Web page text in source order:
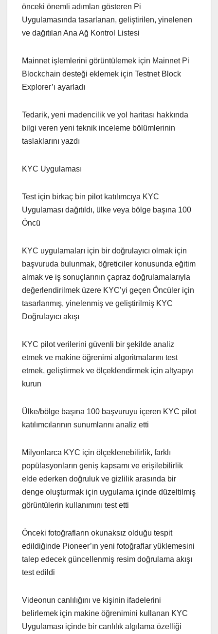
önceki önemli adımları gösteren Pi
Uygulamasında tasarlanan, geliştirilen, yinelenen
ve dağıtılan Ana Ağ Kontrol Listesi
Mainnet işlemlerini görüntülemek için Mainnet Pi
Blockchain desteği eklemek için Testnet Block
Explorer’ı ayarladı
Tedarik, yeni madencilik ve yol haritası hakkında
bilgi veren yeni teknik inceleme bölümlerinin
taslaklarını yazdı
KYC Uygulaması
Test için birkaç bin pilot katılımcıya KYC
Uygulaması dağıtıldı, ülke veya bölge başına 100
Öncü
KYC uygulamaları için bir doğrulayıcı olmak için
başvuruda bulunmak, öğreticiler konusunda eğitim
almak ve iş sonuçlarının çapraz doğrulamalarıyla
değerlendirilmek üzere KYC’yi geçen Öncüler için
tasarlanmış, yinelenmiş ve geliştirilmiş KYC
Doğrulayıcı akışı
KYC pilot verilerini güvenli bir şekilde analiz
etmek ve makine öğrenimi algoritmalarını test
etmek, geliştirmek ve ölçeklendirmek için altyapıyı
kurun
Ülke/bölge başına 100 başvuruyu içeren KYC pilot
katılımcılarının sunumlarını analiz etti
Milyonlarca KYC için ölçeklenebilirlik, farklı
popülasyonların geniş kapsamı ve erişilebilirlik
elde ederken doğruluk ve gizlilik arasında bir
denge oluşturmak için uygulama içinde düzeltilmiş
görüntülerin kullanımını test etti
Önceki fotoğrafların okunaksız olduğu tespit
edildiğinde Pioneer’ın yeni fotoğraflar yüklemesini
talep edecek güncellenmiş resim doğrulama akışı
test edildi
Videonun canlılığını ve kişinin ifadelerini
belirlemek için makine öğrenimini kullanan KYC
Uygulaması içinde bir canlılık algılama özelliği